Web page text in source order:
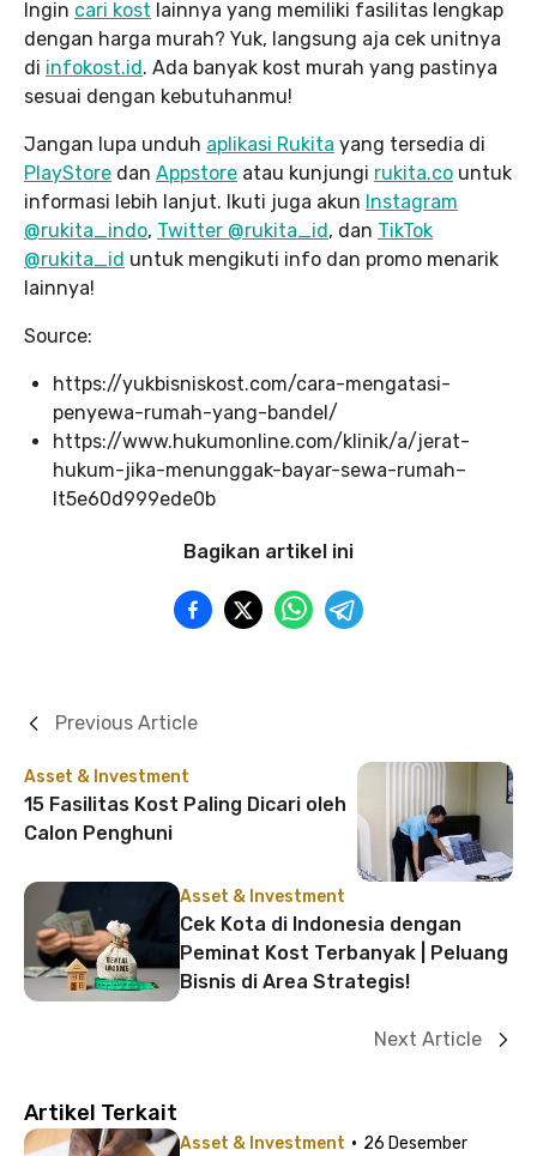
Ingin cari kost lainnya yang memiliki fasilitas lengkap
dengan harga murah? Yuk, langsung aja cek unitnya
di infokost.id. Ada banyak kost murah yang pastinya
sesuai dengan kebutuhanmu!
Jangan lupa unduh aplikasi Rukita yang tersedia di
PlayStore dan Appstore atau kunjungi rukita.co untuk
informasi lebih lanjut. Ikuti juga akun Instagram
@rukita_indo, Twitter @rukita_id, dan TikTok
@rukita_id untuk mengikuti info dan promo menarik
lainnya!
Source:
https://yukbisniskost.com/cara-mengatasi-
penyewa-rumah-yang-bandel/
https://www.hukumonline.com/klinik/a/jerat-
hukum-jika-menunggak-bayar-sewa-rumah–
lt5e60d999ede0b
Bagikan artikel ini
Asset & Investment
15 Fasilitas Kost Paling Dicari oleh
Calon Penghuni
Previous Article
Asset & Investment
Cek Kota di Indonesia dengan
Peminat Kost Terbanyak | Peluang
Bisnis di Area Strategis!
Next Article
Artikel Terkait
Asset & Investment · 26 Desember